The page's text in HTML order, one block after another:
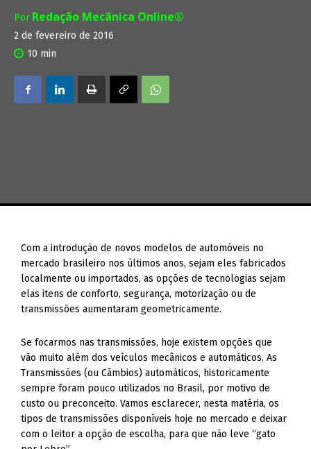
Por Redação Mecânica Online®
2 de fevereiro de 2016
10 min
Com a introdução de novos modelos de automóveis no
mercado brasileiro nos últimos anos, sejam eles fabricados
localmente ou importados, as opções de tecnologias sejam
elas itens de conforto, segurança, motorização ou de
transmissões aumentaram geometricamente.
Se focarmos nas transmissões, hoje existem opções que
vão muito além dos veículos mecânicos e automáticos. As
Transmissões (ou Câmbios) automáticos, historicamente
sempre foram pouco utilizados no Brasil, por motivo de
custo ou preconceito. Vamos esclarecer, nesta matéria, os
tipos de transmissões disponíveis hoje no mercado e deixar
com o leitor a opção de escolha, para que não leve “gato